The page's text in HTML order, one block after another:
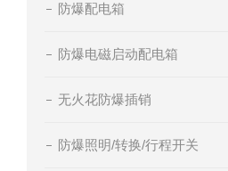
防爆配电箱
防爆电磁启动配电箱
无火花防爆插销
防爆照明/转换/行程开关